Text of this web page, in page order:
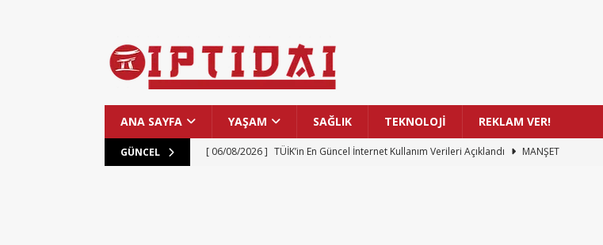
ANA SAYFA YAŞAM SAĞLIK TEKNOLOJİ REKLAM VER!
GÜNCEL [ 06/08/2026 ] TÜİK’in En Güncel İnternet Kullanım Verileri Açıklandı
MANŞET